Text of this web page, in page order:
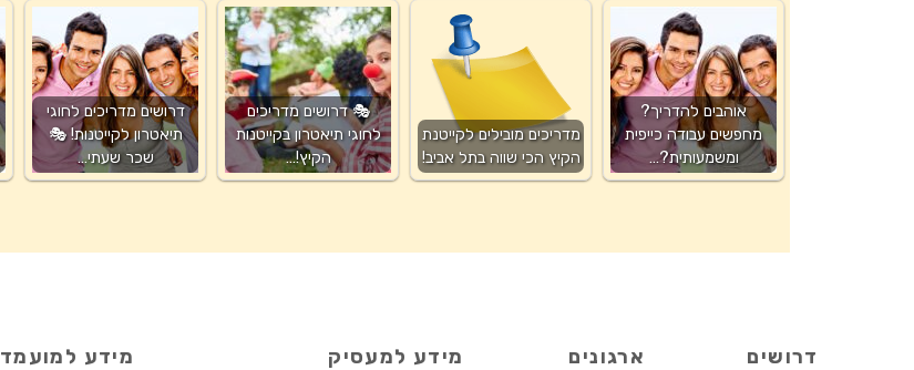
דרושים מדריכים לחוגי
תיאטרון לקייטנות! 🎭
שכר שעתי…
🎭 דרושים מדריכים
לחוגי תיאטרון בקייטנות
הקיץ!…
מדריכים מובילים לקייטנת
הקיץ הכי שווה בתל אביב!
אוהבים להדריך?
מחפשים עבודה כייפית
ומשמעותית?…
דרושים ארגונים מידע למעסיק מידע למועמד